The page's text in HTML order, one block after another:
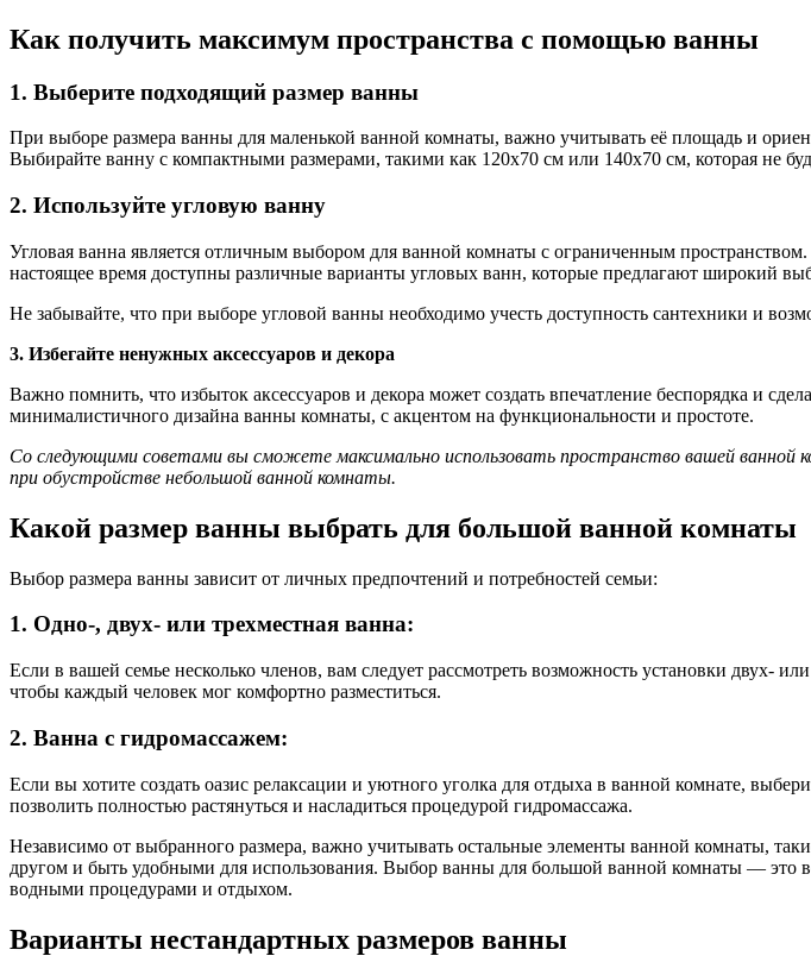
Как получить максимум пространства с помощью ванны
1. Выберите подходящий размер ванны
При выборе размера ванны для маленькой ванной комнаты, важно учитывать её площадь и
Выбирайте ванну с компактными размерами, такими как 120х70 см или 140х70 см, которая не
2. Используйте угловую ванну
Угловая ванна является отличным выбором для ванной комнаты с ограниченным
настоящее время доступны различные варианты угловых ванн, которые предлагают широкий
Не забывайте, что при выборе угловой ванны необходимо учесть доступность сантехники и
3. Избегайте ненужных аксессуаров и декора
Важно помнить, что избыток аксессуаров и декора может создать впечатление беспорядка и
минималистичного дизайна ванны комнаты, с акцентом на функциональности и простоте.
Со следующими советами вы сможете максимально использовать пространство вашей
при обустройстве небольшой ванной комнаты.
Какой размер ванны выбрать для большой ванной комнаты
Выбор размера ванны зависит от личных предпочтений и потребностей семьи:
1. Одно-, двух- или трехместная ванна:
Если в вашей семье несколько членов, вам следует рассмотреть возможность установки двух-
чтобы каждый человек мог комфортно разместиться.
2. Ванна с гидромассажем:
Если вы хотите создать оазис релаксации и уютного уголка для отдыха в ванной комнате,
позволить полностью растянуться и насладиться процедурой гидромассажа.
Независимо от выбранного размера, важно учитывать остальные элементы ванной комнаты,
другом и быть удобными для использования. Выбор ванны для большой ванной комнаты — это
водными процедурами и отдыхом.
Варианты нестандартных размеров ванны